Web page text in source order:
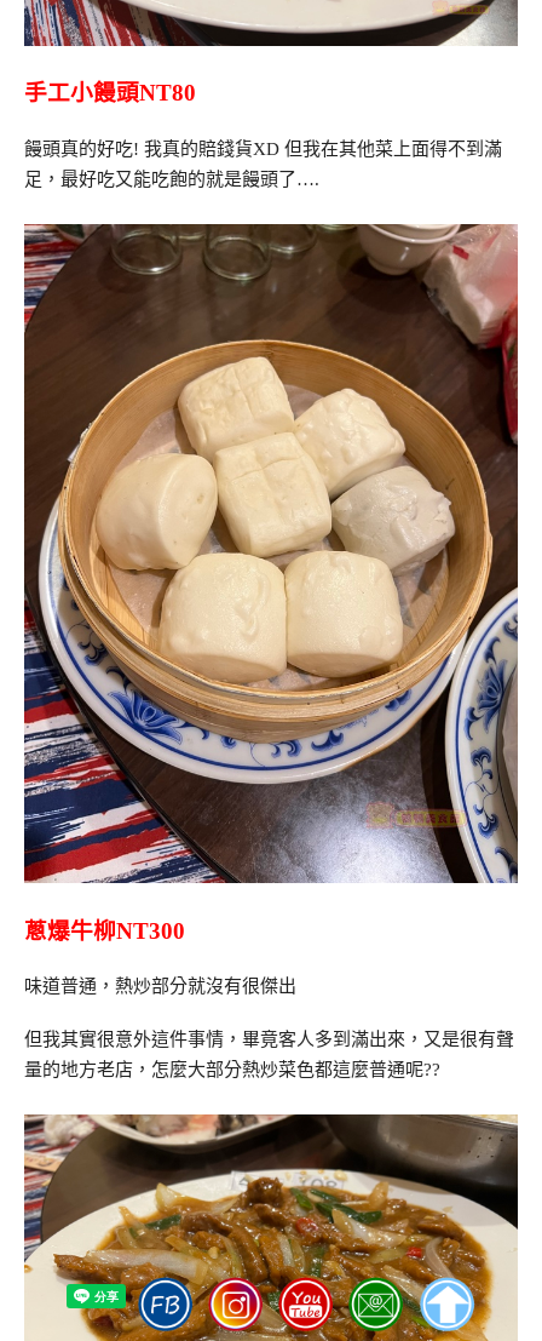
手工小饅頭NT80
饅頭真的好吃! 我真的賠錢貨XD 但我在其他菜上面得不到滿
足，最好吃又能吃飽的就是饅頭了….
蔥爆牛柳NT300
味道普通，熱炒部分就沒有很傑出
但我其實很意外這件事情，畢竟客人多到滿出來，又是很有聲
量的地方老店，怎麼大部分熱炒菜色都這麼普通呢??